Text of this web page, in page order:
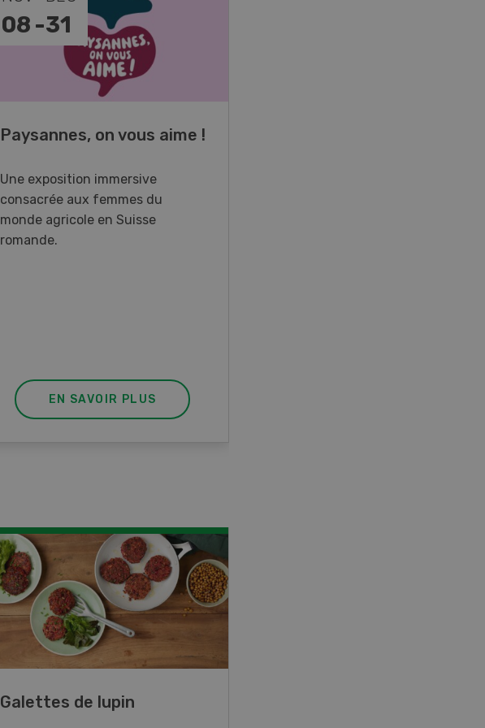
08 -31
Paysannes, on vous aime !
Une exposition immersive
consacrée aux femmes du
monde agricole en Suisse
romande.
EN SAVOIR PLUS
Galettes de lupin